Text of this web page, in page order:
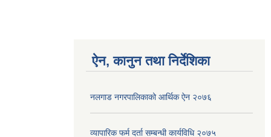
ऐन, कानुन तथा निर्देशिका
नलगाड नगरपालिकाको आर्थिक ऐन २०७६
व्यापारिक फर्म दर्ता सम्बन्धी कार्यविधि २०७५